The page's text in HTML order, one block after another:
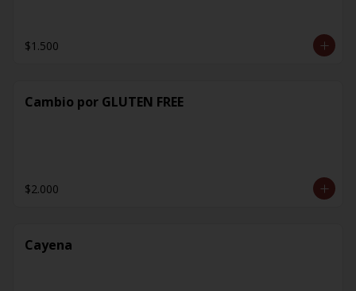
$1.500
Cambio por GLUTEN FREE
$2.000
Cayena